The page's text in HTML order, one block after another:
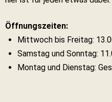
Öffnungszeiten:
Mittwoch bis Freitag:
Samstag und Sonntag:
Montag und Dienstag: